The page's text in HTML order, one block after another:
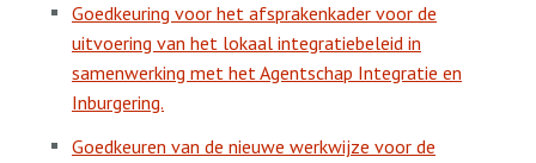
Goedkeuring voor het afsprakenkader voor de
uitvoering van het lokaal integratiebeleid in
samenwerking met het Agentschap Integratie en
Inburgering.
Goedkeuren van de nieuwe werkwijze voor de